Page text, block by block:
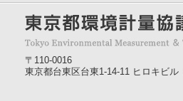
〒110-0016
東京都台東区台東1-14-11 ヒロキビル